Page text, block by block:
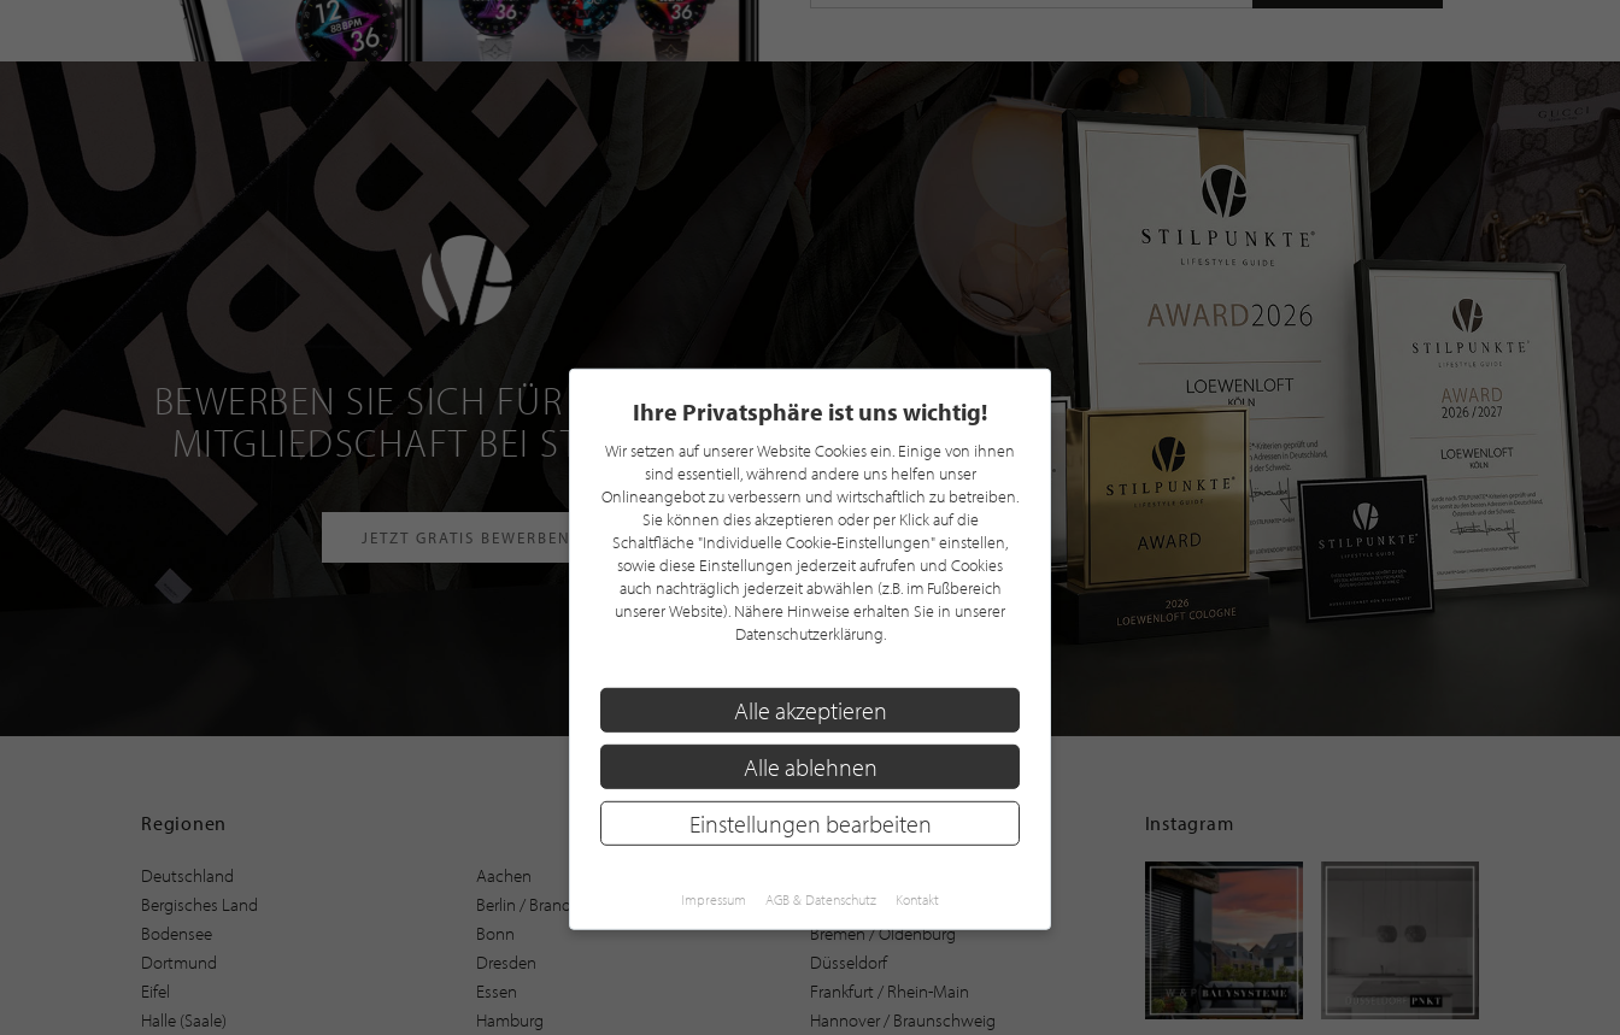
BEWERBEN SIE SICH FÜR EINE GRATIS
MITGLIEDSCHAFT BEI STILPUNKTE®
JETZT GRATIS BEWERBEN
Regionen
Deutschland Aachen
Bergisches Land
Berlin / Brandenburg
Bochum
Bodensee
Bonn
Bremen / Oldenburg
Dortmund
Dresden
Düsseldorf
Eifel
Essen
Frankfurt / Rhein-Main
Halle (Saale)
Hamburg
Hannover / Braunschweig
Instagram
Ihre Privatsphäre ist uns wichtig!
Wir setzen auf unserer Website Cookies ein. Einige von ihnen
sind essentiell, während andere uns helfen unser
Onlineangebot zu verbessern und wirtschaftlich zu betreiben.
Sie können dies akzeptieren oder per Klick auf die
Schaltfläche "Individuelle Cookie-Einstellungen" einstellen,
sowie diese Einstellungen jederzeit aufrufen und Cookies
auch nachträglich jederzeit abwählen (z.B. im Fußbereich
unserer Website). Nähere Hinweise erhalten Sie in unserer
Datenschutzerklärung.
Alle akzeptieren
Alle ablehnen
Einstellungen bearbeiten
Impressum AGB & Datenschutz Kontakt